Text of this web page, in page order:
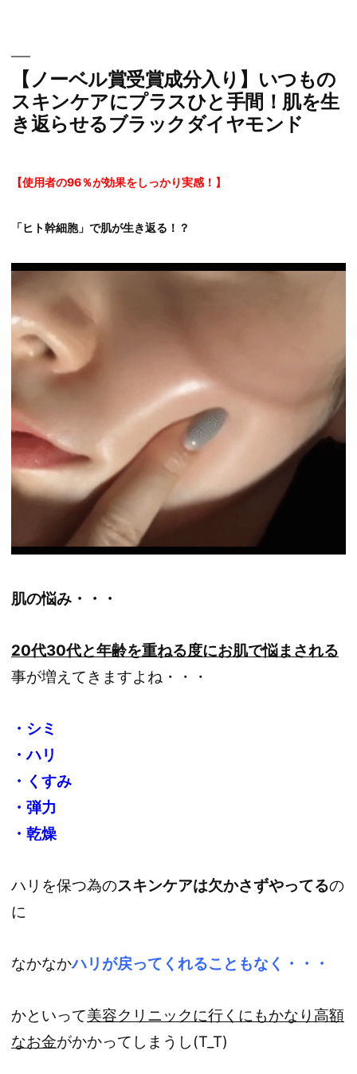
【ノーベル賞受賞成分入り】いつもの
スキンケアにプラスひと手間！肌を生
き返らせるブラックダイヤモンド
【使用者の96％が効果をしっかり実感！】
「ヒト幹細胞」で肌が生き返る！？
肌の悩み・・・
20代30代と年齢を重ねる度にお肌で悩まされる
事が増えてきますよね・・・
・シミ
・ハリ
・くすみ
・弾力
・乾燥
ハリを保つ為のスキンケアは欠かさずやってるの
に
なかなかハリが戻ってくれることもなく・・・
かといって美容クリニックに行くにもかなり高額
なお金がかかってしまうし(T_T)